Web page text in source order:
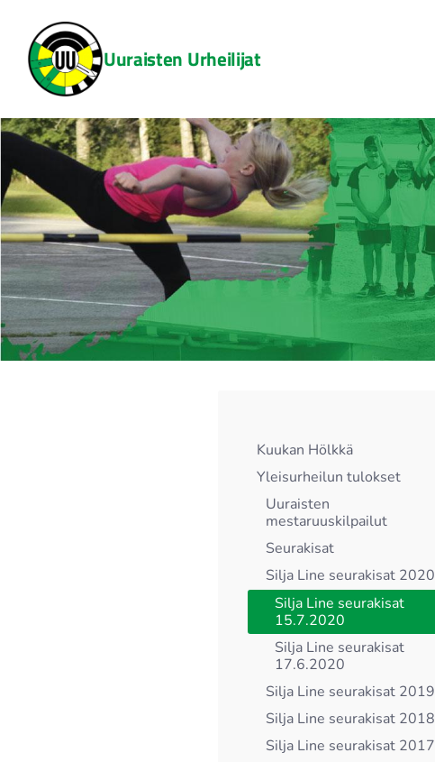
sivun
sisältöön
Uuraisten Urheilijat
Kuukan Hölkkä
Yleisurheilun tulokset
Uuraisten
mestaruuskilpailut
Seurakisat
Silja Line seurakisat 2020
Silja Line seurakisat
15.7.2020
Silja Line seurakisat
17.6.2020
Silja Line seurakisat 2019
Silja Line seurakisat 2018
Silja Line seurakisat 2017